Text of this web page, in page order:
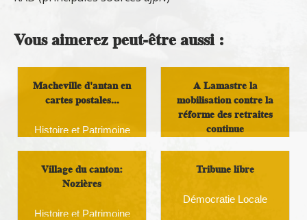
Vous aimerez peut-être aussi :
Macheville d'antan en
cartes postales...
Histoire et Patrimoine
A Lamastre la
mobilisation contre la
réforme des retraites
continue
Village du canton:
Nozières
Histoire et Patrimoine
Tribune libre
Démocratie Locale